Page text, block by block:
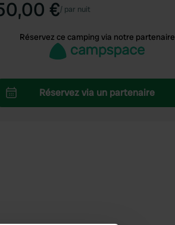
€/ par nuit
Réservez ce camping via notre partenaire
Réservez via un partenaire